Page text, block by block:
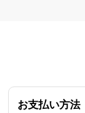
お支払い方法